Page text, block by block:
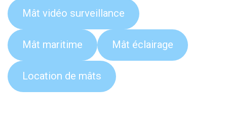
Mât vidéo surveillance
Mât maritime Mât éclairage
Location de mâts